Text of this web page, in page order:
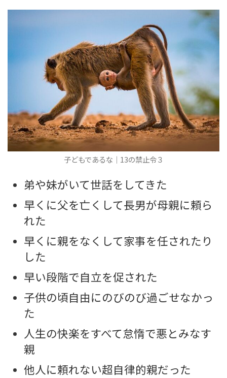
子どもであるな｜13の禁止令３
弟や妹がいて世話をしてきた
早くに父を亡くして長男が母親に頼ら
れた
早くに親をなくして家事を任されたり
した
早い段階で自立を促された
子供の頃自由にのびのび過ごせなかっ
た
人生の快楽をすべて怠惰で悪とみなす
親
他人に頼れない超自律的親だった